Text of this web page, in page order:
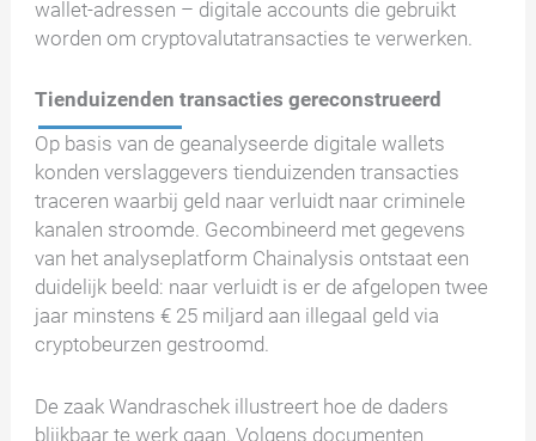
wallet-adressen – digitale accounts die gebruikt
worden om cryptovalutatransacties te verwerken.
Tienduizenden transacties gereconstrueerd
Op basis van de geanalyseerde digitale wallets
konden verslaggevers tienduizenden transacties
traceren waarbij geld naar verluidt naar criminele
kanalen stroomde. Gecombineerd met gegevens
van het analyseplatform Chainalysis ontstaat een
duidelijk beeld: naar verluidt is er de afgelopen twee
jaar minstens € 25 miljard aan illegaal geld via
cryptobeurzen gestroomd.
De zaak Wandraschek illustreert hoe de daders
blijkbaar te werk gaan. Volgens documenten